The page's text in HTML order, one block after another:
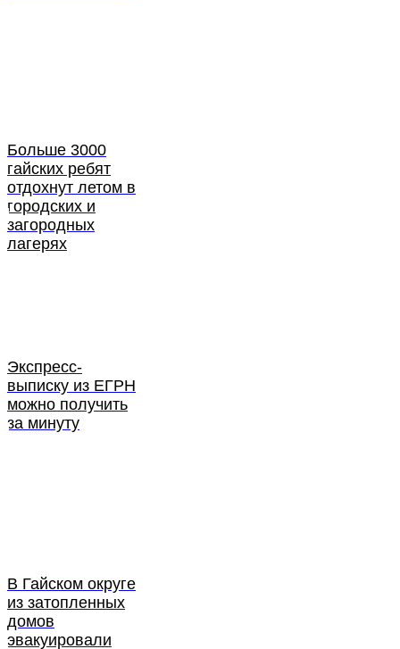
Больше 3000
гайских ребят
отдохнут летом в
городских и
загородных
лагерях
Экспресс-
выписку из ЕГРН
можно получить
за минуту
В Гайском округе
из затопленных
домов
эвакуировали